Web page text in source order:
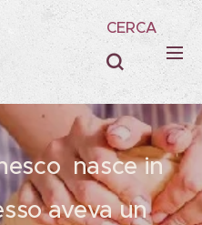
CERCA
nasce in
aveva un